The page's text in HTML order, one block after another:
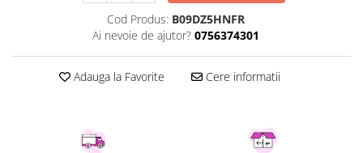
Utilaje si materiale de constructii
Laptop, Tablete & Telefoane
Accesorii tablete
Wearable & Gadgeturi
Cod Produs: B09DZ5HNFR
Ai nevoie de ajutor? 0756374301
Adauga la Favorite Cere informatii